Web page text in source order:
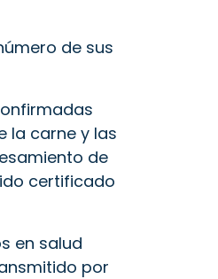
de sus
la carne y las
de
certificado
en salud
por